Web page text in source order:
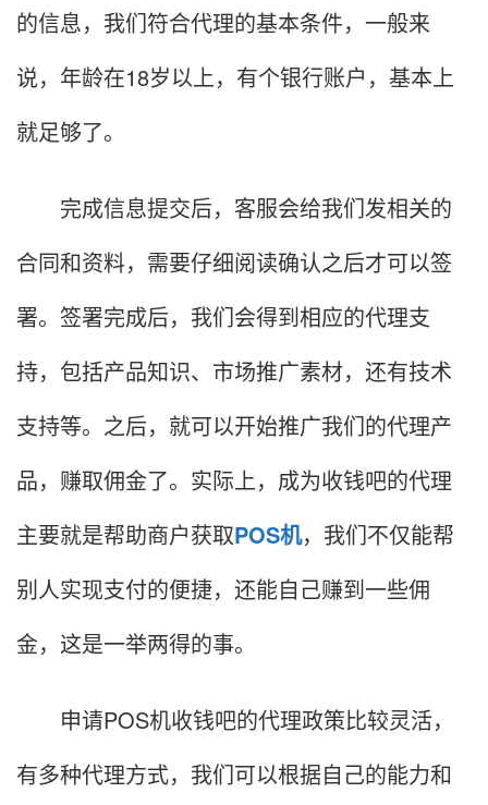
的信息，我们符合代理的基本条件，一般来
说，年龄在18岁以上，有个银行账户，基本上
就足够了。
完成信息提交后，客服会给我们发相关的
合同和资料，需要仔细阅读确认之后才可以签
署。签署完成后，我们会得到相应的代理支
持，包括产品知识、市场推广素材，还有技术
支持等。之后，就可以开始推广我们的代理产
品，赚取佣金了。实际上，成为收钱吧的代理
主要就是帮助商户获取POS机，我们不仅能帮
别人实现支付的便捷，还能自己赚到一些佣
金，这是一举两得的事。
申请POS机收钱吧的代理政策比较灵活，
有多种代理方式，我们可以根据自己的能力和